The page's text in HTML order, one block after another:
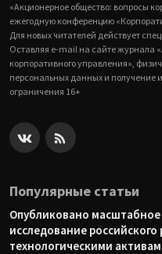
«Акционерное общество: вопросы
ежегодную конференцию
Для новых читателей действует
Оставляя e-mail на сайте журнала
корпоративного управления»,
персональных данных и
ограничения 16+
Популярные статьи
Опубликовано
исследование
технологическими